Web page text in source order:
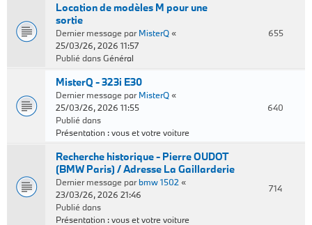
Location de modèles M pour une
sortie
Dernier message parMisterQ«
25/03/26, 2026 11:57
Publié dansGénéral
655
MisterQ - 323i E30
Dernier message parMisterQ«
25/03/26, 2026 11:55
Publié dans
Présentation : vous et votre voiture
640
Recherche historique - Pierre OUDOT
(BMW Paris) / Adresse La Gaillarderie
Dernier message parbmw 1502 «
23/03/26, 2026 21:46
Publié dans
Présentation : vous et votre voiture
714